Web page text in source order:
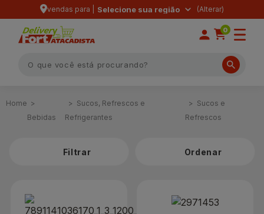
vendas para | Selecione sua região
0
Bebidas
Sucos, Refrescos e
Refrigerantes
Sucos e
Refrescos
Filtrar